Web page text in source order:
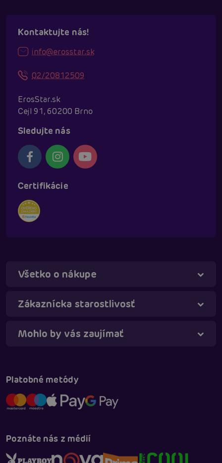
Kontaktujte nás!
info@erosstar.sk
02/20812509
ErosStar.sk
Cejl 91, 60200 Brno
Sledujte nás
Certifikácie
Všetko o nákupe
Zákaznícka starostlivosť
Mohlo by vás zaujímať
Platobné metódy
Poznáte nás z médií
Táňa - virtuálna asistentka